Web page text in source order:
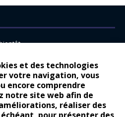
et des technologies
votre navigation, vous
encore comprendre
notre site web afin de
réaliser des
pour Citroën
d’une légende